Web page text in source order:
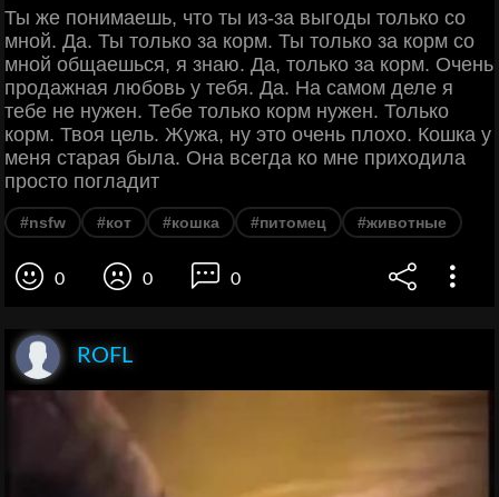
Ты же понимаешь, что ты из-за выгоды только со
мной. Да. Ты только за корм. Ты только за корм со
мной общаешься, я знаю. Да, только за корм. Очень
продажная любовь у тебя. Да. На самом деле я
тебе не нужен. Тебе только корм нужен. Только
корм. Твоя цель. Жужа, ну это очень плохо. Кошка у
меня старая была. Она всегда ко мне приходила
просто погладит
#nsfw #кот #кошка #питомец #животные
0 0 0
ROFL